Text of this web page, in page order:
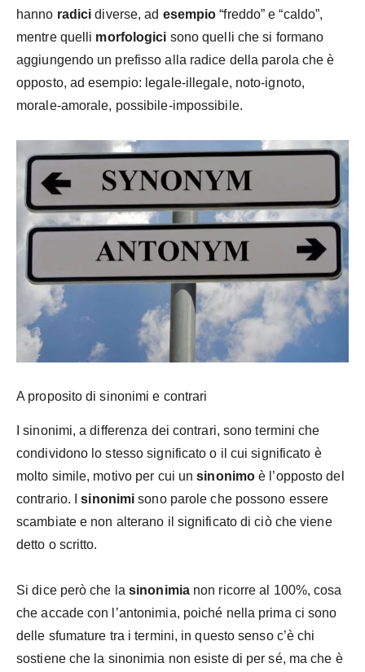
hanno radici diverse, ad esempio “freddo” e “caldo”,
mentre quelli morfologici sono quelli che si formano
aggiungendo un prefisso alla radice della parola che è
opposto, ad esempio: legale-illegale, noto-ignoto,
morale-amorale, possibile-impossibile.
A proposito di sinonimi e contrari
I sinonimi, a differenza dei contrari, sono termini che
condividono lo stesso significato o il cui significato è
molto simile, motivo per cui unsinonimo è l’opposto del
contrario. Isinonimi sono parole che possono essere
scambiate e non alterano il significato di ciò che viene
detto o scritto.
Si dice però che la sinonimianon ricorre al 100%, cosa
che accade con l’antonimia, poiché nella prima ci sono
delle sfumature tra i termini, in questo senso c’è chi
sostiene che la sinonimia non esiste di per sé, ma che è